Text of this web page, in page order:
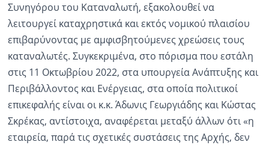
Συνηγόρου του Καταναλωτή, εξακολουθεί να
λειτουργεί καταχρηστικά και εκτός νομικού πλαισίου
επιβαρύνοντας με αμφισβητούμενες χρεώσεις τους
καταναλωτές. Συγκεκριμένα, στο πόρισμα που εστάλη
στις 11 Οκτωβρίου 2022, στα υπουργεία Ανάπτυξης και
Περιβάλλοντος και Ενέργειας, στα οποία πολιτικοί
επικεφαλής είναι οι κ.κ. Άδωνις Γεωργιάδης και Κώστας
Σκρέκας, αντίστοιχα, αναφέρεται μεταξύ άλλων ότι «η
εταιρεία, παρά τις σχετικές συστάσεις της Αρχής, δεν